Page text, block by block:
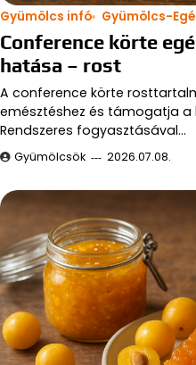
Gyümölcs infó Gyümölcs-
Conference körte
hatása – rost
A conference körte
emésztéshez és támogatja a
Rendszeres fogyasztásával…
Gyümölcsök 2026.07.08.